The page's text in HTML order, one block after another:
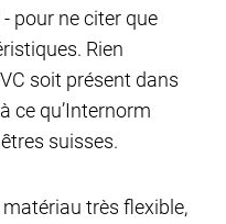
pour ne citer que
Rien
soit présent dans
ce qu’Internorm
suisses.
matériau très flexible,